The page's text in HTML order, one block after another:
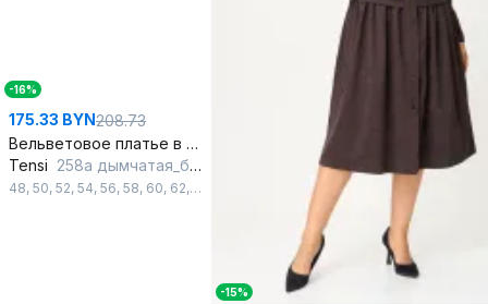
-16%
175.33 BYN208.73
Вельветовое платье в стиле сафари на пуговицах
Tensi 258а дымчатая_бирюза
48, 50, 52, 54, 56, 58, 60, 62, 64
-15%